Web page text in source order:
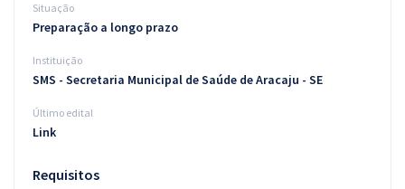
Conteúdo gratuito
Blog
Situação
Preparação a longo prazo
Instituição
SMS - Secretaria Municipal de Saúde de Aracaju - SE
Último edital
Link
Requisitos